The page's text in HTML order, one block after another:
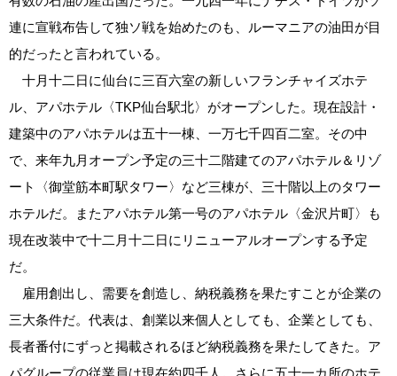
連に宣戦布告して独ソ戦を始めたのも、ルーマニアの油田が目
的だったと言われている。
十月十二日に仙台に三百六室の新しいフランチャイズホテ
ル、アパホテル〈TKP仙台駅北〉がオープンした。現在設計・
建築中のアパホテルは五十一棟、一万七千四百二室。その中
で、来年九月オープン予定の三十二階建てのアパホテル＆リゾ
ート〈御堂筋本町駅タワー〉など三棟が、三十階以上のタワー
ホテルだ。またアパホテル第一号のアパホテル〈金沢片町〉も
現在改装中で十二月十二日にリニューアルオープンする予定
だ。
雇用創出し、需要を創造し、納税義務を果たすことが企業の
三大条件だ。代表は、創業以来個人としても、企業としても、
長者番付にずっと掲載されるほど納税義務を果たしてきた。ア